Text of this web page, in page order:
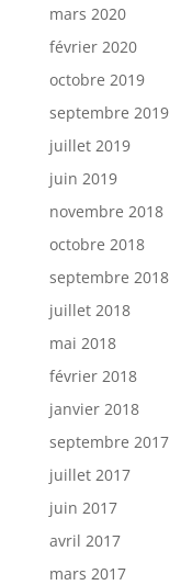
mars 2020
février 2020
octobre 2019
septembre 2019
juillet 2019
juin 2019
novembre 2018
octobre 2018
septembre 2018
juillet 2018
mai 2018
février 2018
janvier 2018
septembre 2017
juillet 2017
juin 2017
avril 2017
mars 2017